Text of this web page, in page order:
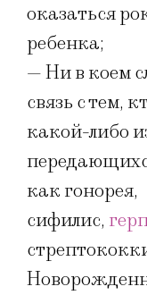
оказаться
ребенка;
— Ни в коем
связь с тем,
какой-либо
как гонорея,
сифилис,